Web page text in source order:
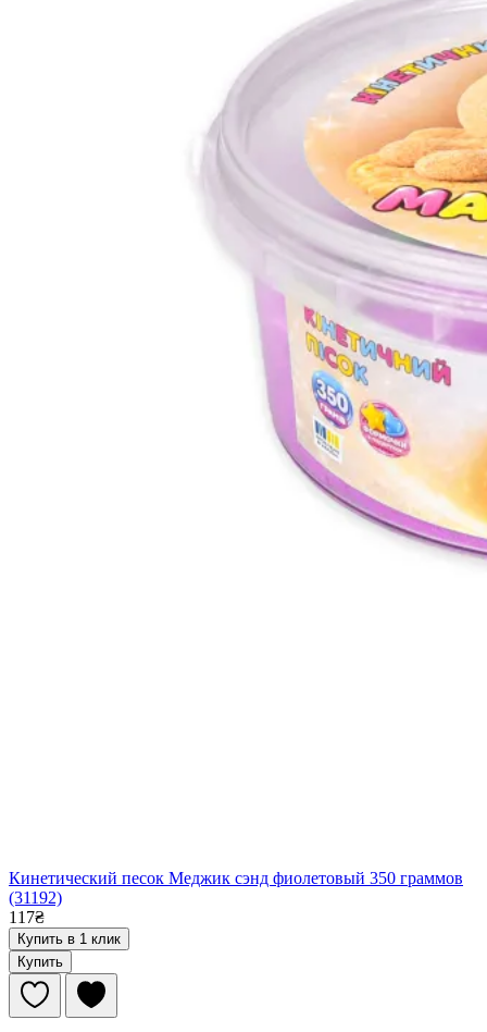
Кинетический песок Меджик сэнд фиолетовый 350 граммов
(31192)
117₴
Купить в 1 клик
Купить